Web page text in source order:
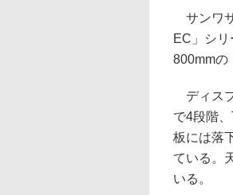
サンワ
EC」シ
800mmの
ディス
で4段階
板には落
ている。
いる。